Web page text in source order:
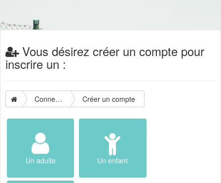
Vous désirez créer un compte pour
inscrire un :
Connexion Créer un compte
Un adulte Un enfant